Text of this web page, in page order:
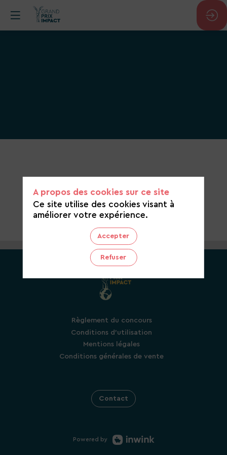
Règlement du concours
Conditions d'utilisation
Mentions légales
Conditions générales de vente
Contact
Powered by
A propos des cookies sur ce site
Ce site utilise des cookies visant à
améliorer votre expérience.
Accepter
Refuser